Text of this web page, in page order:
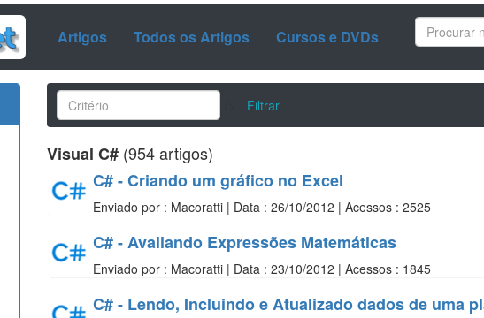
Artigos Todos os Artigos Cursos e DVDs
Filtrar
Visual C# (954 artigos)
C# - Criando um gráfico no Excel
Enviado por : Macoratti | Data : 26/10/2012 | Acessos : 2525
C# - Avaliando Expressões Matemáticas
Enviado por : Macoratti | Data : 23/10/2012 | Acessos : 1845
C# - Lendo, Incluindo e Atualizado dados de uma